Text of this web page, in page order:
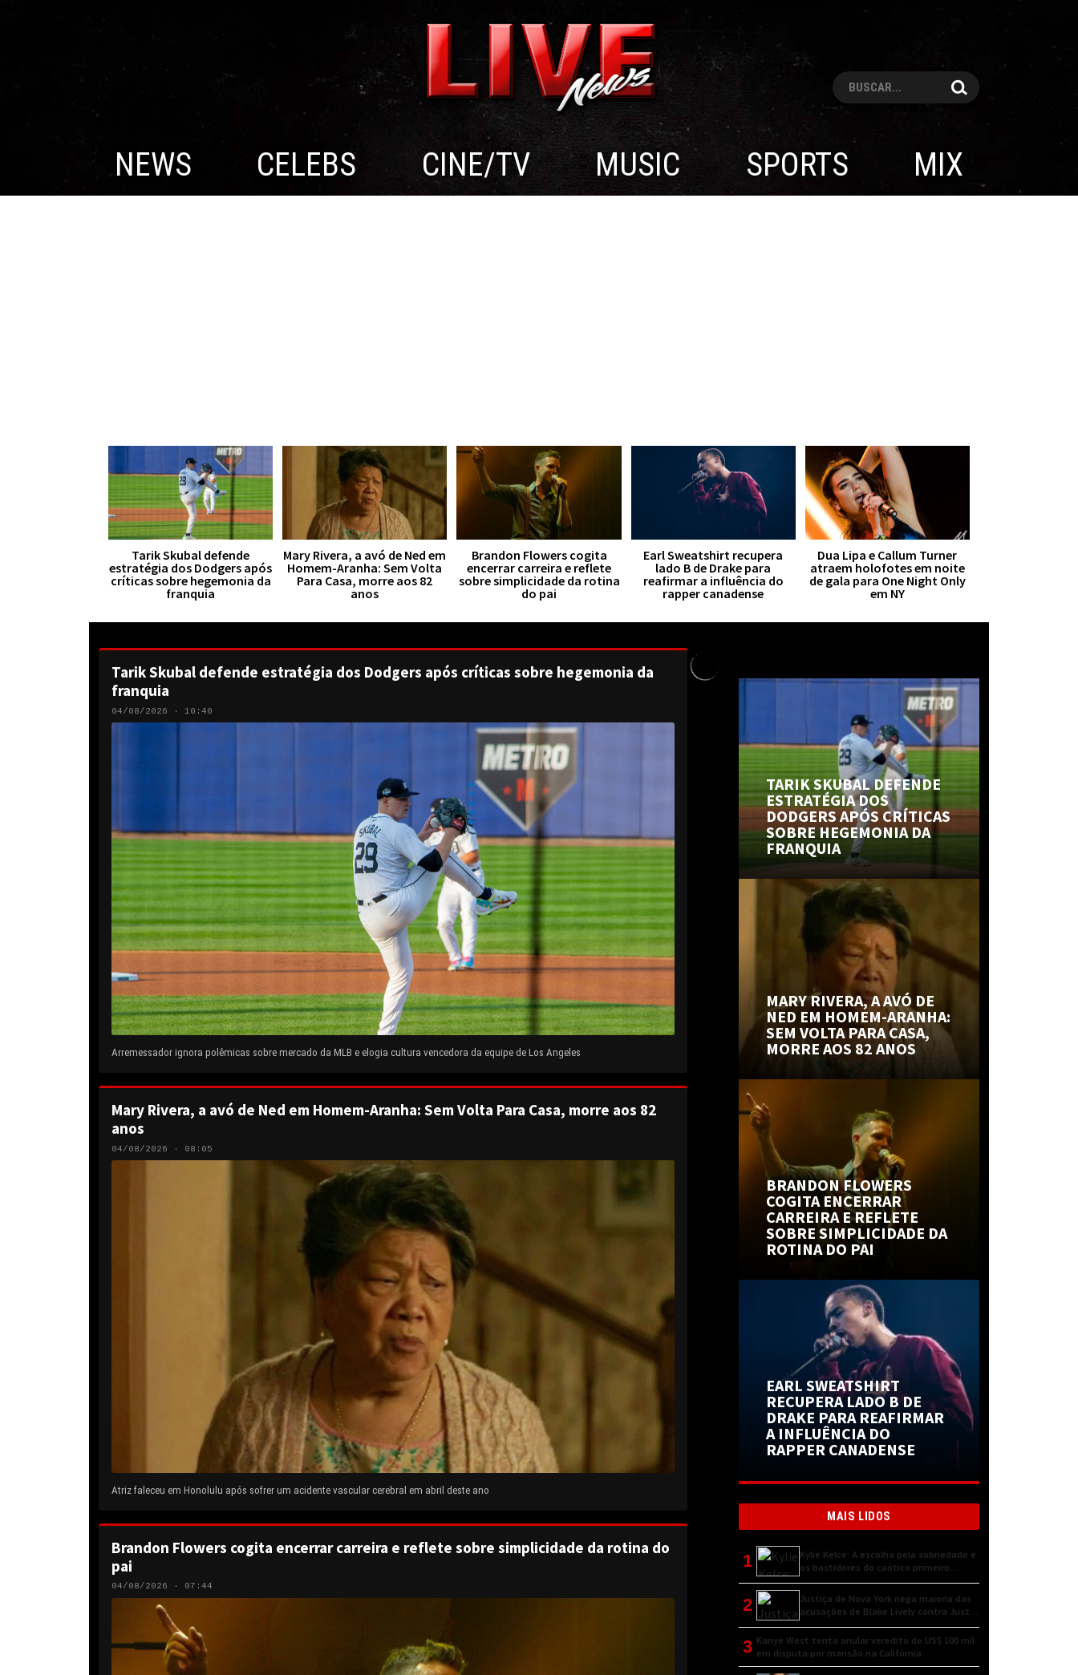
Pesquisar
NEWS CELEBS CINE/TV MUSIC SPORTS MIX
Tarik Skubal defende
estratégia dos Dodgers após
críticas sobre hegemonia da
franquia
Mary Rivera, a avó de Ned em
Homem-Aranha: Sem Volta
Para Casa, morre aos 82
anos
Brandon Flowers cogita
encerrar carreira e reflete
sobre simplicidade da rotina
do pai
Earl Sweatshirt recupera
lado B de Drake para
reafirmar a influência do
rapper canadense
Dua Lipa e Callum Turner
atraem holofotes em noite
de gala para One Night Only
em NY
Tarik Skubal defende estratégia dos Dodgers após críticas sobre hegemonia da
franquia
04/08/2026 · 10:40
Arremessador ignora polêmicas sobre mercado da MLB e elogia cultura vencedora da equipe de Los Angeles
Mary Rivera, a avó de Ned em Homem-Aranha: Sem Volta Para Casa, morre aos 82
anos
04/08/2026 · 08:05
Atriz faleceu em Honolulu após sofrer um acidente vascular cerebral em abril deste ano
Brandon Flowers cogita encerrar carreira e reflete sobre simplicidade da rotina do
pai
04/08/2026 · 07:44
TARIK SKUBAL DEFENDE
ESTRATÉGIA DOS
DODGERS APÓS CRÍTICAS
SOBRE HEGEMONIA DA
FRANQUIA
MARY RIVERA, A AVÓ DE
NED EM HOMEM-ARANHA:
SEM VOLTA PARA CASA,
MORRE AOS 82 ANOS
BRANDON FLOWERS
COGITA ENCERRAR
CARREIRA E REFLETE
SOBRE SIMPLICIDADE DA
ROTINA DO PAI
EARL SWEATSHIRT
RECUPERA LADO B DE
DRAKE PARA REAFIRMAR
A INFLUÊNCIA DO
RAPPER CANADENSE
MAIS LIDOS
1
Kylie Kelce: A escolha pela sobriedade e
os bastidores do caótico primeiro
encontro
2
Justiça de Nova York nega maioria das
acusações de Blake Lively contra Justin
Baldoni
3 Kanye West tenta anular veredito de US$ 100 mil
em disputa por mansão na Califórnia